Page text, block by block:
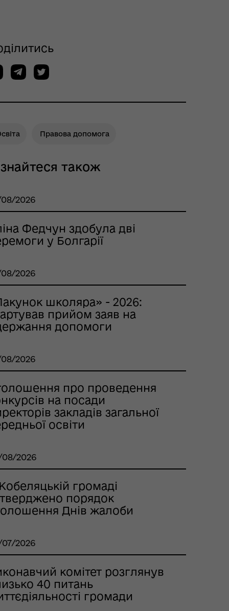
Правова допомога
також
2026
Федчун здобула дві
у Болгарії
2026
школяра» - 2026:
прийом заяв на
допомоги
2026
про проведення
на посади
закладів загальної
освіти
2026
громаді
порядок
Днів жалоби
2026
комітет розглянув
40 питань
громади